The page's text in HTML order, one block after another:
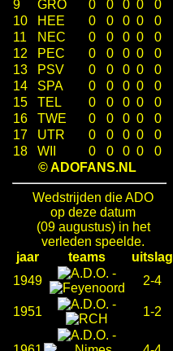
9
GRO 0 0 0 0
0
10
HEE 0 0 0 0
0
11
NEC 0 0 0 0
0
12
PEC 0 0 0 0
0
13
PSV 0 0 0 0
0
14
SPA 0 0 0 0
0
15
TEL 0 0 0 0
0
16
TWE 0 0 0 0
0
17
UTR 0 0 0 0
0
18
WII 0 0 0 0
0
© ADOFANS.NL
Wedstrijden die ADO
op deze datum
(09 augustus) in het
verleden speelde.
jaar
teams
uitslag
1949
-
2-4
1951
-
1-2
-